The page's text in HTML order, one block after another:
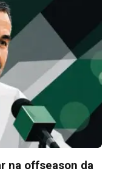
na offseason da